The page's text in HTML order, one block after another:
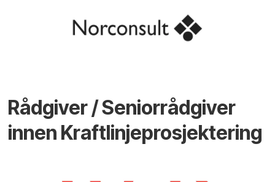
Rådgiver / Seniorrådgiver
innen Kraftlinjeprosjektering